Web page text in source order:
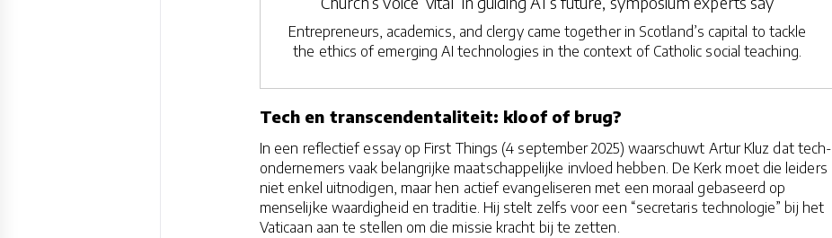
Entrepreneurs, academics, and clergy came together in Scotland’s capital to tackle
the ethics of emerging AI technologies in the context of Catholic social teaching.
Tech en transcendentaliteit: kloof of brug?
In een reflectief essay op First Things (4 september 2025) waarschuwt Artur Kluz dat tech-
ondernemers vaak belangrijke maatschappelijke invloed hebben. De Kerk moet die leiders
niet enkel uitnodigen, maar hen actief evangeliseren met een moraal gebaseerd op
menselijke waardigheid en traditie. Hij stelt zelfs voor een “secretaris technologie” bij het
Vaticaan aan te stellen om die missie kracht bij te zetten.